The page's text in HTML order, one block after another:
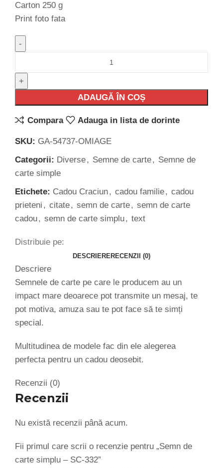
Carton 250 g
Print foto fata
ADAUGĂ ÎN COȘ
Compara Adauga in lista de dorinte
SKU: GA-54737-OMIAGE
Categorii: Diverse, Semne de carte, Semne de
carte simple
Etichete: Cadou Craciun, cadou familie, cadou
prieteni , citate, semn de carte, semn de carte
cadou, semn de carte simplu, text
Distribuie pe:
DESCRIERERECENZII (0)
Descriere
Semnele de carte pe care le producem au un
impact mare deoarece pot transmite un mesaj, te
pot motiva, amuza sau te pot face să te simți
special.
Multitudinea de modele fac din ele alegerea
perfecta pentru un cadou deosebit.
Recenzii (0)
Recenzii
Nu există recenzii până acum.
Fii primul care scrii o recenzie pentru „Semn de
carte simplu – SC-332”